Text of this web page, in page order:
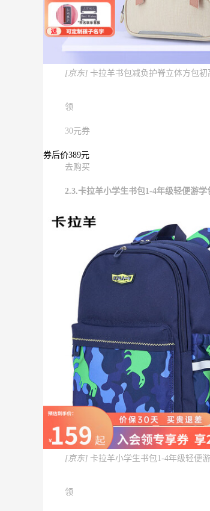
[京东] 卡拉羊书包减负护脊立体方包
领
30元券
券后价389元
去购买
2.3.卡拉羊小学生书包1-4年级轻便游
[京东] 卡拉羊小学生书包1-4年级轻便
领